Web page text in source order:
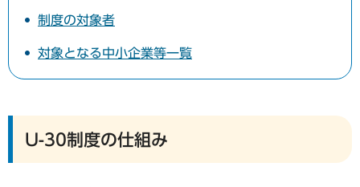
制度の対象者
対象となる中小企業等一覧
U-30制度の仕組み